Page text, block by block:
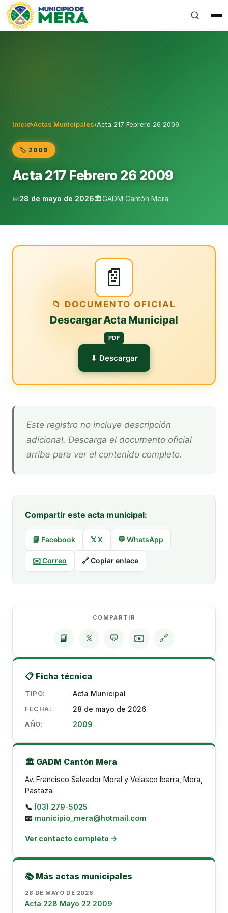
Gobierno Autónomo Descentralizado Municipal del
Inicio›Actas Municipales›Acta 217 Febrero 26 2009
🏷️ 2009
Acta 217 Febrero 26 2009
📅28 de mayo de 2026🏛️GADM Cantón Mera
📄
📁 DOCUMENTO OFICIAL
Descargar Acta Municipal
PDF
⬇ Descargar
Este registro no incluye descripción
adicional. Descarga el documento oficial
arriba para ver el contenido completo.
Compartir este acta municipal:
📘 Facebook 𝕏 X 💬 WhatsApp
✉️ Correo 🔗 Copiar enlace
COMPARTIR
📘 𝕏 💬 ✉️ 🔗
📋 Ficha técnica
TIPO: Acta Municipal
FECHA: 28 de mayo de 2026
AÑO: 2009
🏛️ GADM Cantón Mera
Av. Francisco Salvador Moral y Velasco Ibarra, Mera,
Pastaza.
📞 (03) 279-5025
📧 municipio_mera@hotmail.com
Ver contacto completo →
📚 Más actas municipales
28 DE MAYO DE 2026
Acta 228 Mayo 22 2009